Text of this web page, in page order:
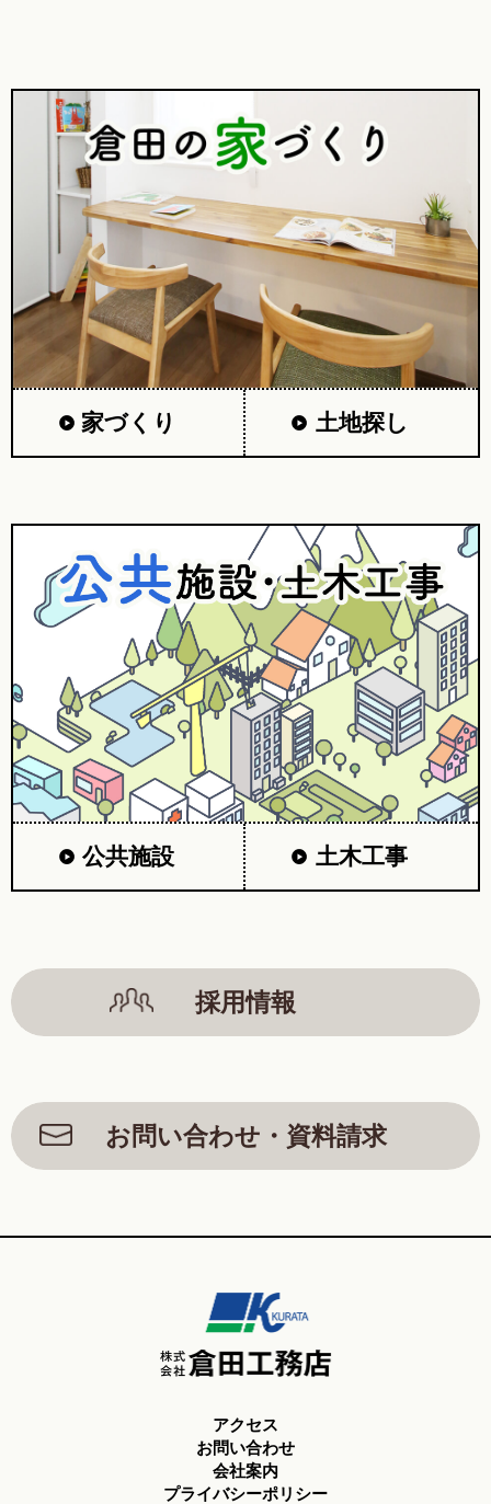
家づくり 土地探し
公共施設 土木工事
採用情報
お問い合わせ・資料請求
アクセス
お問い合わせ
会社案内
プライバシーポリシー